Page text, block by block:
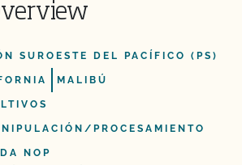
SUROESTE DEL PACÍFICO (PS)
MALIBÚ
PROCESAMIENTO
NOP